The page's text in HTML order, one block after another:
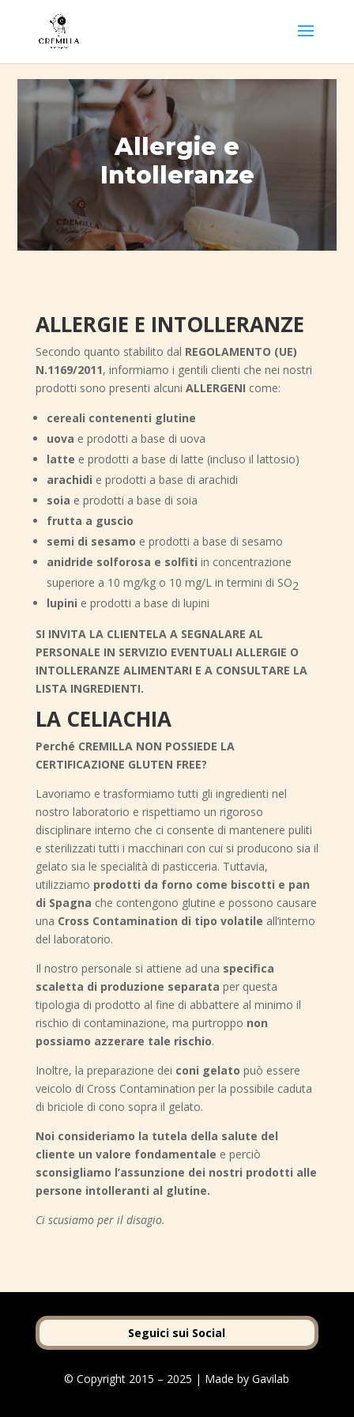
Allergie e
Intolleranze
ALLERGIE E INTOLLERANZE
Secondo quanto stabilito dal REGOLAMENTO (UE)
N.1169/2011, informiamo i gentili clienti che nei nostri
prodotti sono presenti alcuni ALLERGENI come:
cereali contenenti glutine
uova e prodotti a base di uova
latte e prodotti a base di latte (incluso il lattosio)
arachidi e prodotti a base di arachidi
soia e prodotti a base di soia
frutta a guscio
semi di sesamo e prodotti a base di sesamo
anidride solforosa e solfiti in concentrazione
superiore a 10 mg/kg o 10 mg/L in termini di SO2
lupini e prodotti a base di lupini
SI INVITA LA CLIENTELA A SEGNALARE AL
PERSONALE IN SERVIZIO EVENTUALI ALLERGIE O
INTOLLERANZE ALIMENTARI E A CONSULTARE LA
LISTA INGREDIENTI.
LA CELIACHIA
Perché CREMILLA NON POSSIEDE LA
CERTIFICAZIONE GLUTEN FREE?
Lavoriamo e trasformiamo tutti gli ingredienti nel
nostro laboratorio e rispettiamo un rigoroso
disciplinare interno che ci consente di mantenere puliti
e sterilizzati tutti i macchinari con cui si producono sia il
gelato sia le specialità di pasticceria. Tuttavia,
utilizziamo prodotti da forno come biscotti e pan
di Spagna che contengono glutine e possono causare
una Cross Contamination di tipo volatile all’interno
del laboratorio.
Il nostro personale si attiene ad una specifica
scaletta di produzione separata per questa
tipologia di prodotto al fine di abbattere al minimo il
rischio di contaminazione, ma purtroppo non
possiamo azzerare tale rischio.
Inoltre, la preparazione dei coni gelato può essere
veicolo di Cross Contamination per la possibile caduta
di briciole di cono sopra il gelato.
Noi consideriamo la tutela della salute del
cliente un valore fondamentale e perciò
sconsigliamo l’assunzione dei nostri prodotti alle
persone intolleranti al glutine.
Ci scusiamo per il disagio.
© Copyright 2015 – 2025 | Made by Gavilab
Seguici sui Social